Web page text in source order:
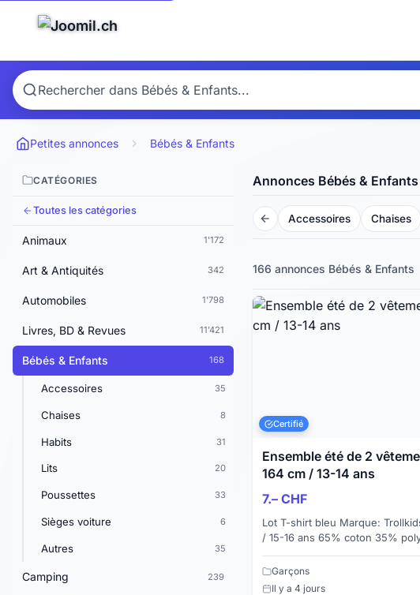
Petites annonces Bébés & Enfants
CATÉGORIES
Toutes les catégories
Animaux 1'172
Art & Antiquités 342
Automobiles 1'798
Livres, BD & Revues 11'421
Bébés & Enfants 168
Accessoires 35
Chaises 8
Habits 31
Lits 20
Poussettes 33
Sièges voiture 6
Autres 35
Camping 239
Annonces Bébés & Enfants
Accessoires Chaises
166 annonces Bébés & Enfants
Certifié
Ensemble été de 2
164 cm / 13-14 ans
7.– CHF
Lot T-shirt bleu Marque: Trollkids Taille: 176 cm
/ 15-16 ans 65% coton 35% polyester
60%...
Garçons
Il y a 4 jours